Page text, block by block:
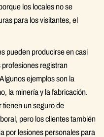
los locales no se
para los visitantes, el
pueden producirse en casi
registran
ejemplos son la
la minería y la fabricación.
tienen un seguro de
pero los clientes también
por lesiones personales para